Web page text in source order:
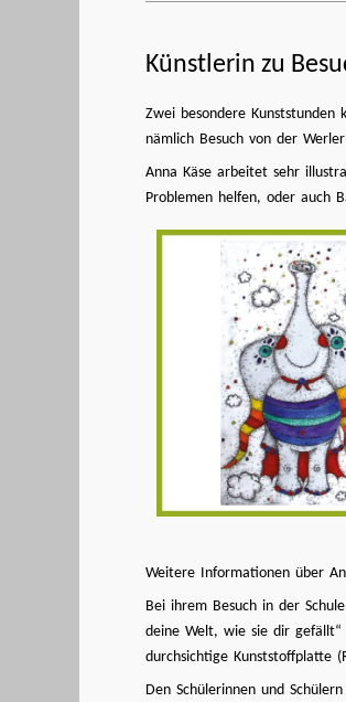
Künstlerin zu
Zwei besondere Kunststunden
nämlich Besuch von der
Anna Käse arbeitet sehr
Problemen helfen, oder auch
Weitere Informationen über
Bei ihrem Besuch in der
deine Welt, wie sie dir
durchsichtige Kunststoffplatte
Den Schülerinnen und